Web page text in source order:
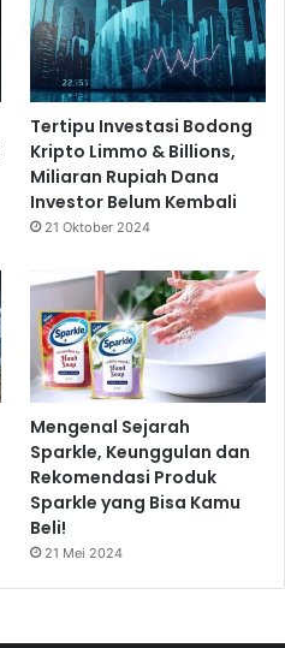
Tertipu Investasi Bodong
Kripto Limmo & Billions,
Miliaran Rupiah Dana
Investor Belum Kembali
21 Oktober 2024
Mengenal Sejarah
Sparkle, Keunggulan dan
Rekomendasi Produk
Sparkle yang Bisa Kamu
Beli!
21 Mei 2024